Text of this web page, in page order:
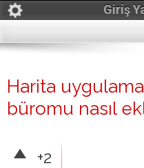
Giriş
Harita
büromu nasıl
+2